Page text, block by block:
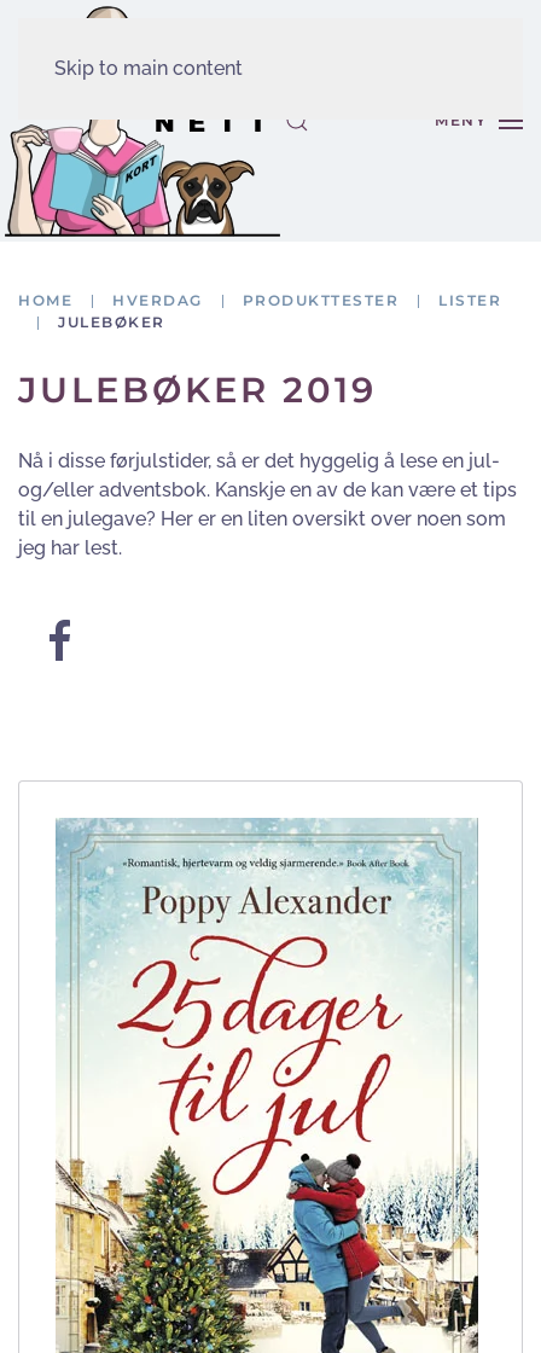
Skip to main content
MENY
HOME HVERDAG PRODUKTTESTER
LISTER
JULEBØKER
JULEBØKER 2019
Nå i disse førjulstider, så er det hyggelig å lese en jul-
og/eller adventsbok. Kanskje en av de kan være et tips
til en julegave? Her er en liten oversikt over noen som
jeg har lest.